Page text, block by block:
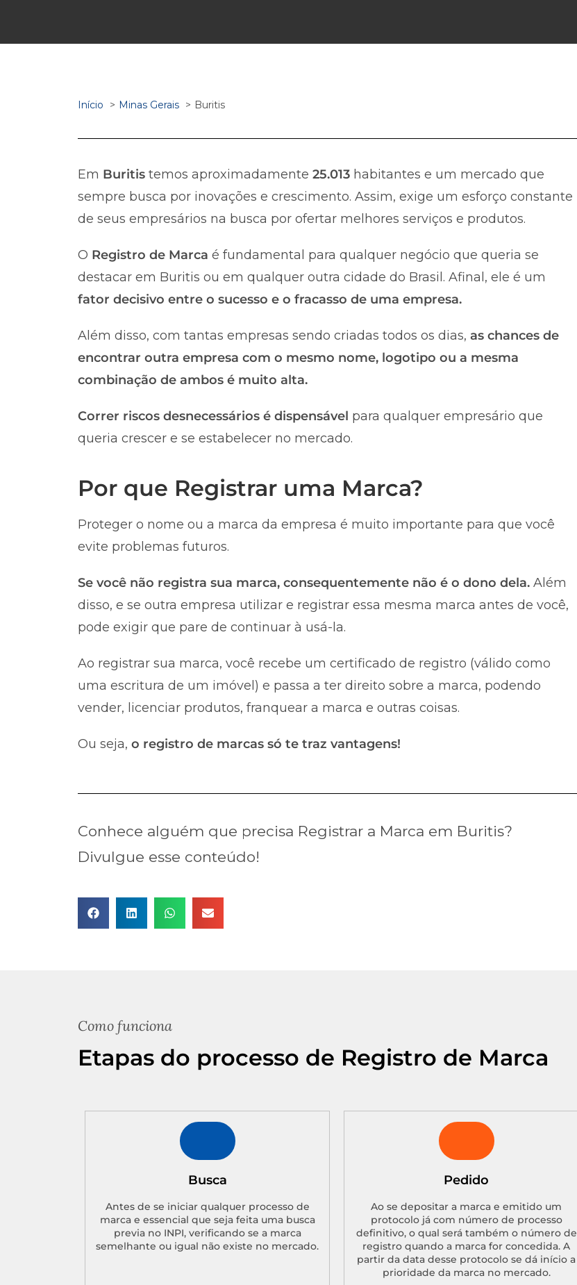
Início Minas Gerais Buritis
Em Buritis temos aproximadamente 25.013 habitantes e um mercado que
sempre busca por inovações e crescimento. Assim, exige um esforço constante
de seus empresários na busca por ofertar melhores serviços e produtos.
O Registro de Marca é fundamental para qualquer negócio que queria se
destacar em Buritis ou em qualquer outra cidade do Brasil. Afinal, ele é um
fator decisivo entre o sucesso e o fracasso de uma empresa.
Além disso, com tantas empresas sendo criadas todos os dias, as chances de
encontrar outra empresa com o mesmo nome, logotipo ou a mesma
combinação de ambos é muito alta.
Correr riscos desnecessários é dispensável para qualquer empresário que
queria crescer e se estabelecer no mercado.
Por que Registrar uma Marca?
Proteger o nome ou a marca da empresa é muito importante para que você
evite problemas futuros.
Se você não registra sua marca, consequentemente não é o dono dela. Além
disso, e se outra empresa utilizar e registrar essa mesma marca antes de você,
pode exigir que pare de continuar à usá-la.
Ao registrar sua marca, você recebe um certificado de registro (válido como
uma escritura de um imóvel) e passa a ter direito sobre a marca, podendo
vender, licenciar produtos, franquear a marca e outras coisas.
Ou seja, o registro de marcas só te traz vantagens!
Conhece alguém que precisa Registrar a Marca em Buritis?
Divulgue esse conteúdo!
Como funciona
Etapas do processo de Registro de Marca
Busca
Antes de se iniciar qualquer processo de
marca e essencial que seja feita uma busca
previa no INPI, verificando se a marca
semelhante ou igual não existe no mercado.
Pedido
Ao se depositar a marca e emitido um
protocolo já com número de processo
definitivo, o qual será também o número de
registro quando a marca for concedida. A
partir da data desse protocolo se dá início a
prioridade da marca no mercado.